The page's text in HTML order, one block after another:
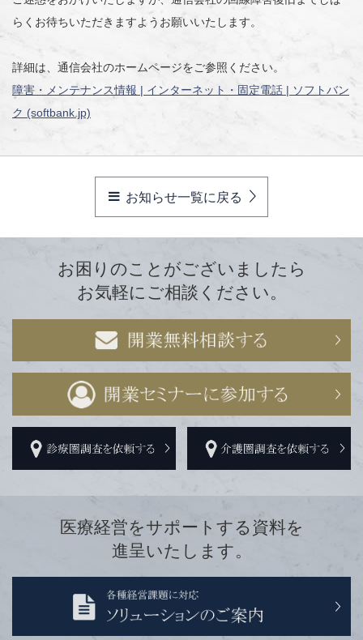
らくお待ちいただきますようお願いいたします。
詳細は、通信会社のホームページをご参照ください。
障害・メンテナンス情報 | インターネット・固定電話 | ソフトバン
ク (softbank.jp)
お知らせ一覧に戻る
お困りのことがございましたら
お気軽にご相談ください。
医療経営をサポートする資料を
進呈いたします。